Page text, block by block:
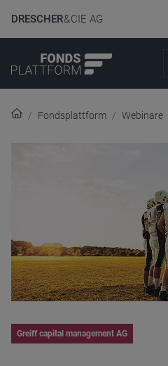
DRESCHER& CIE AG
Fondsplattform Webinare
Greiff capital management AG